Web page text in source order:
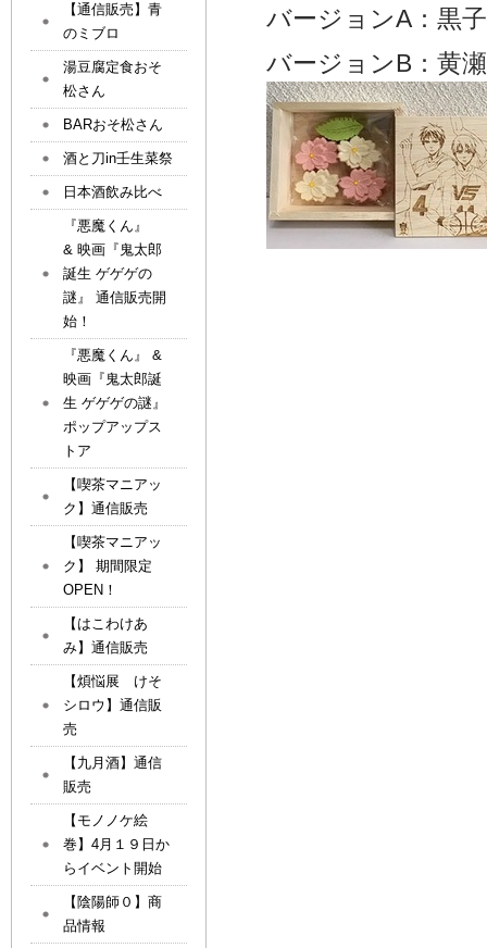
バージョンA：黒
バージョンB：黄
【通信販売】青
のミブロ
湯豆腐定食おそ
松さん
BARおそ松さん
酒と刀in壬生菜祭
日本酒飲み比べ
『悪魔くん』
& 映画『鬼太郎
誕生 ゲゲゲの
謎』 通信販売開
始！
『悪魔くん』 &
映画『鬼太郎誕
生 ゲゲゲの謎』
ポップアップス
トア
【喫茶マニアッ
ク】通信販売
【喫茶マニアッ
ク】 期間限定
OPEN！
【はこわけあ
み】通信販売
【煩悩展 けそ
シロウ】通信販
売
【九月酒】通信
販売
【モノノケ絵
巻】4月１９日か
らイベント開始
【陰陽師０】商
品情報